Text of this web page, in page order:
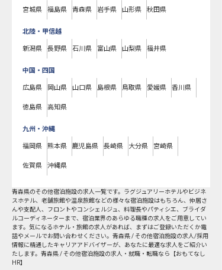
宮城県 福島県 青森県 岩手県 山形県 秋田県
北陸・甲信越
新潟県 長野県 石川県 富山県 山梨県 福井県
中国・四国
広島県 岡山県 山口県 島根県 鳥取県 愛媛県 香川県
徳島県 高知県
九州・沖縄
福岡県 熊本県 鹿児島県 長崎県 大分県 宮崎県
佐賀県 沖縄県
青森県のその他宿泊施設の求人一覧です。ラグジュアリーホテルやビジネ
スホテル、老舗旅館や温泉旅館などの様々な宿泊施設はもちろん、仲居さ
んや支配人、フロントやコンシェルジュ、料理長やパティシエ、ブライダ
ルコーディネーターまで、宿泊業界のあらゆる職種の求人をご用意してい
ます。気になるホテル・旅館の求人があれば、まずはご登録いただくか電
話やメールでお問い合わせください。青森県 / その他宿泊施設の求人/採用
情報に精通したキャリアアドバイザーが、あなたに最適な求人をご紹介い
たします。青森県 / その他宿泊施設の求人・就職・転職なら【おもてなし
HR】